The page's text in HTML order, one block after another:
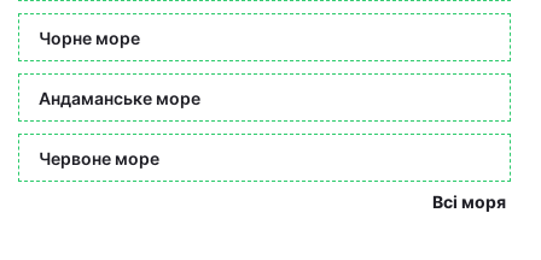
Чорне море
Андаманське море
Червоне море
Всі моря